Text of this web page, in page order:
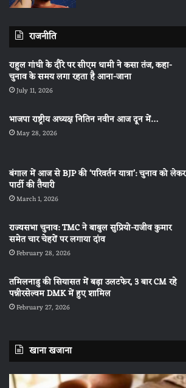
राजनीति
राहुल गांधी के दौरे पर सीएम धामी ने कसा तंज, कहा-
चुनाव के समय लगा रहता है आना-जाना
July 11, 2026
भाजपा राष्ट्रीय अध्यक्ष नितिन नवीन आज दून में…
May 28, 2026
बंगाल में आज से BJP की ‘परिवर्तन यात्रा’: चुनाव को लेकर
पार्टी की तैयारी
March 1, 2026
राज्यसभा चुनाव: TMC ने बाबुल सुप्रियो-राजीव कुमार
समेत चार चेहरों पर लगाया दांव
February 28, 2026
तमिलनाडु की सियासत में बड़ा उलटफेर, 3 बार CM रहे
पन्नीरसेल्वम DMK में हुए शामिल
February 27, 2026
खाना खजाना